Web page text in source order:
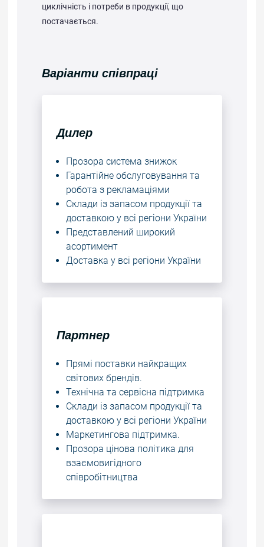
циклічність і потреби в продукції, що
постачається.
Варіанти співпраці
Дилер
Прозора система знижок
Гарантійне обслуговування та
робота з рекламаціями
Склади із запасом продукції та
доставкою у всі регіони України
Представлений широкий
асортимент
Доставка у всі регіони України
Партнер
Прямі поставки найкращих
світових брендів.
Технічна та сервісна підтримка
Склади із запасом продукції та
доставкою у всі регіони України
Маркетингова підтримка.
Прозора цінова політика для
взаємовигідного
співробітництва